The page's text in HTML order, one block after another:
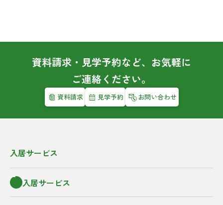
資料請求・見学予約など、お気軽に
ご連絡ください。
資料請求 見学予約 お問い合わせ
入居サービス
入居サービス